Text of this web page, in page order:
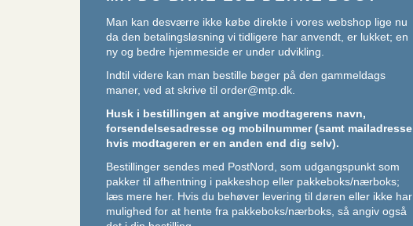
Man kan desværre ikke købe direkte i vores webshop lige nu
da den betalingsløsning vi tidligere har anvendt, er lukket; en
ny og bedre hjemmeside er under udvikling.
Indtil videre kan man bestille bøger på den gammeldags
maner, ved at skrive til order@mtp.dk.
Husk i bestillingen at angive modtagerens navn,
forsendelsesadresse og mobilnummer (samt mailadresse
hvis modtageren er en anden end dig selv).
Bestillinger sendes med PostNord, som udgangspunkt som
pakker til afhentning i pakkeshop eller pakkeboks/nærboks;
læs mere her. Hvis du behøver levering til døren eller ikke har
mulighed for at hente fra pakkeboks/nærboks, så angiv også